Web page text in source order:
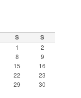
S S
1
2
8
9
15
16
22
23
29
30